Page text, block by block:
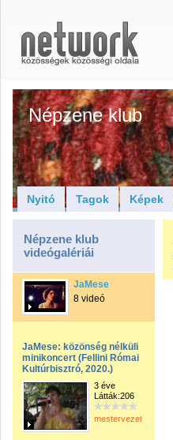
Népzene klub
Nyitó Tagok Képek
Népzene klub
videógalériái
JaMese
8 videó
JaMese: közönség nélküli
minikoncert (Fellini Római
Kultúrbisztró, 2020.)
3 éve
Látták:206
mestervezeto